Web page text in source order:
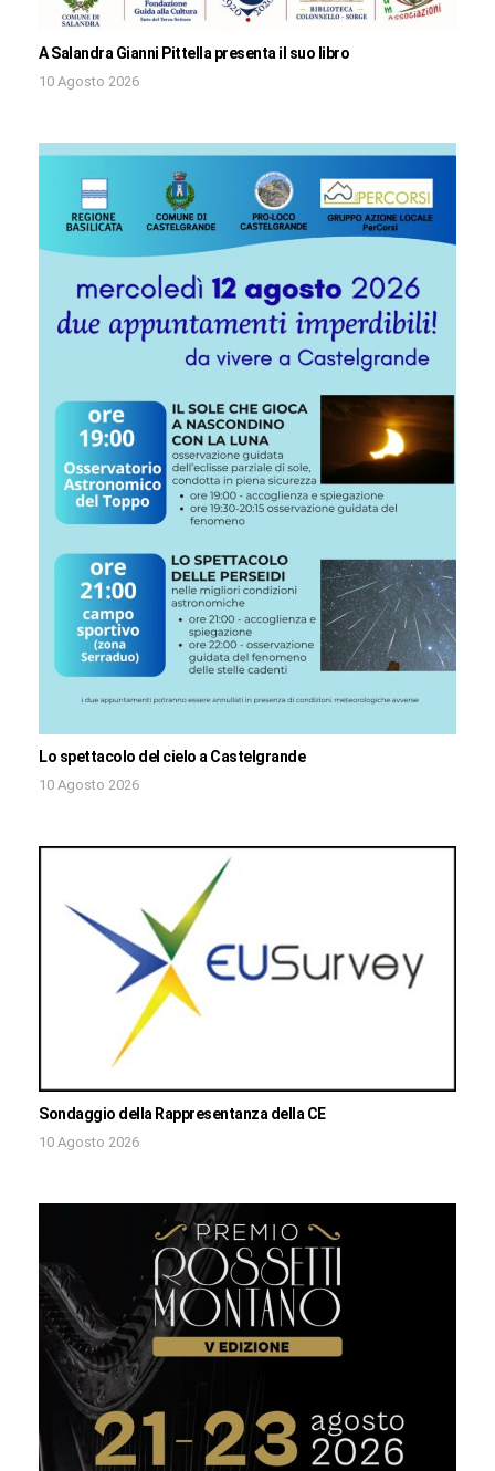
A Salandra Gianni Pittella presenta il suo libro
10 Agosto 2026
Lo spettacolo del cielo a Castelgrande
10 Agosto 2026
Sondaggio della Rappresentanza della CE
10 Agosto 2026